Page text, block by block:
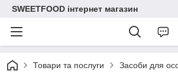
SWEETFOOD інтернет магазин
Товари та послуги Засоби для